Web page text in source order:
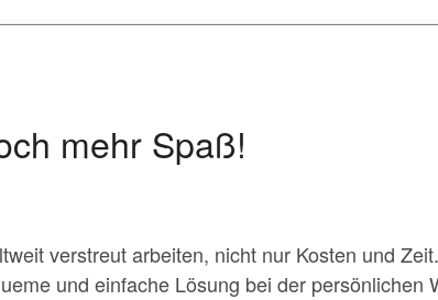
mehr Spaß!
verstreut arbeiten, nicht nur Kosten und Zeit.
und einfache Lösung bei der persönlichen